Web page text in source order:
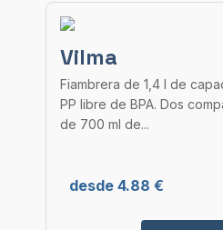
Vilma
Fiambrera de 1,4 l de
PP libre de BPA. Dos
de 700 ml de...
desde 4.88 €